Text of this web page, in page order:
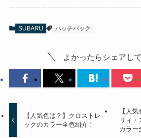
SUBARU ハッチバック
よかったらシェアして
【人気色は？】クロストレ
ックのカラー全色紹介！
【人
リィ
カラー